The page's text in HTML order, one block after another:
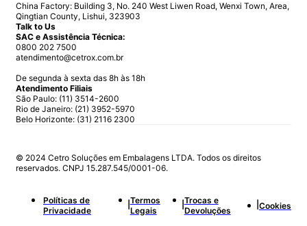
China Factory: Building 3, No. 240 West Liwen Road, Wenxi Town, Area,
Qingtian County, Lishui, 323903
Talk to Us
SAC e Assistência Técnica:
0800 202 7500
atendimento@cetrox.com.br
De segunda à sexta das 8h às 18h
Atendimento Filiais
São Paulo: (11) 3514-2600
Rio de Janeiro: (21) 3952-5970
Belo Horizonte: (31) 2116 2300
© 2024 Cetro Soluções em Embalagens LTDA. Todos os direitos
reservados. CNPJ 15.287.545/0001-06.
Políticas de
Privacidade
|Termos
Legais
|Trocas e
Devoluções
Cookies